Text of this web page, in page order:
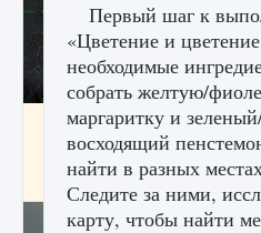
лицензии, лиги, команды и
FC 25
9 августа 2024 2
Первый шаг к
«Цветение и
необходимые
собрать желтую/
маргаритку и
восходящий
найти в разных
Следите за ними,
карту, чтобы найти